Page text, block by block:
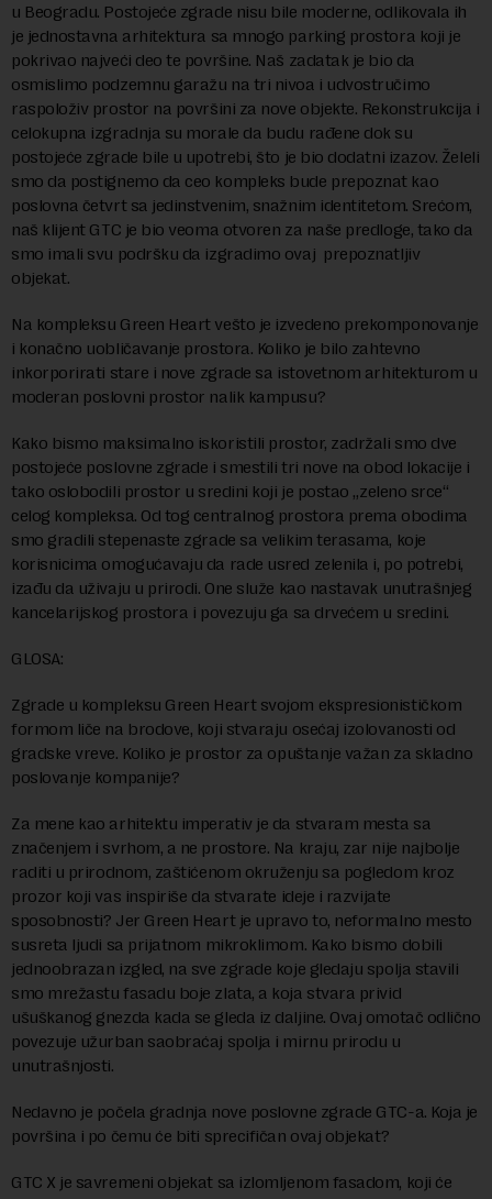
u Beogradu. Postojeće zgrade nisu bile moderne, odlikovala ih
je jednostavna arhitektura sa mnogo parking prostora koji je
pokrivao najveći deo te površine. Naš zadatak je bio da
osmislimo podzemnu garažu na tri nivoa i udvostručimo
raspoloživ prostor na površini za nove objekte. Rekonstrukcija i
celokupna izgradnja su morale da budu rađene dok su
postojeće zgrade bile u upotrebi, što je bio dodatni izazov. Želeli
smo da postignemo da ceo kompleks bude prepoznat kao
poslovna četvrt sa jedinstvenim, snažnim identitetom. Srećom,
naš klijent GTC je bio veoma otvoren za naše predloge, tako da
smo imali svu podršku da izgradimo ovaj prepoznatljiv
objekat.
Na kompleksu Green Heart vešto je izvedeno prekomponovanje
i konačno uobličavanje prostora. Koliko je bilo zahtevno
inkorporirati stare i nove zgrade sa istovetnom arhitekturom u
moderan poslovni prostor nalik kampusu?
Kako bismo maksimalno iskoristili prostor, zadržali smo dve
postojeće poslovne zgrade i smestili tri nove na obod lokacije i
tako oslobodili prostor u sredini koji je postao „zeleno srce“
celog kompleksa. Od tog centralnog prostora prema obodima
smo gradili stepenaste zgrade sa velikim terasama, koje
korisnicima omogućavaju da rade usred zelenila i, po potrebi,
izađu da uživaju u prirodi. One služe kao nastavak unutrašnjeg
kancelarijskog prostora i povezuju ga sa drvećem u sredini.
GLOSA:
Zgrade u kompleksu Green Heart svojom ekspresionističkom
formom liče na brodove, koji stvaraju osećaj izolovanosti od
gradske vreve. Koliko je prostor za opuštanje važan za skladno
poslovanje kompanije?
Za mene kao arhitektu imperativ je da stvaram mesta sa
značenjem i svrhom, a ne prostore. Na kraju, zar nije najbolje
raditi u prirodnom, zaštićenom okruženju sa pogledom kroz
prozor koji vas inspiriše da stvarate ideje i razvijate
sposobnosti? Jer Green Heart je upravo to, neformalno mesto
susreta ljudi sa prijatnom mikroklimom. Kako bismo dobili
jednoobrazan izgled, na sve zgrade koje gledaju spolja stavili
smo mrežastu fasadu boje zlata, a koja stvara privid
ušuškanog gnezda kada se gleda iz daljine. Ovaj omotač odlično
povezuje užurban saobraćaj spolja i mirnu prirodu u
unutrašnjosti.
Nedavno je počela gradnja nove poslovne zgrade GTC-a. Koja je
površina i po čemu će biti sprecifičan ovaj objekat?
GTC X je savremeni objekat sa izlomljenom fasadom, koji će